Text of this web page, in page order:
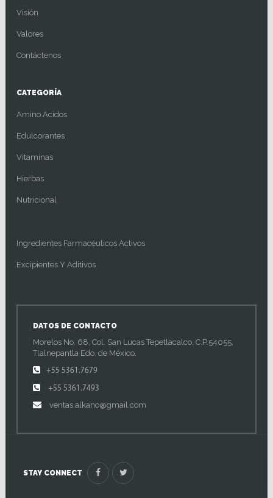
Visión
Valores
Contáctenos
CATEGORÍA
Amino Acidos
Edulcorantes
Vitaminas
Hierbas
Nutricional
Ingredientes Farmacéuticos Activos
Excipientes Y Aditivos
DATOS DE CONTACTO
Morelos No. 68, Col. San Lucas Tepetlacalco, C.P.54055,
Tlalnepantla Edo. de México.
+55 5361.7679
+55 5361.7493
ventas.alkano@gmail.com
STAY CONNECT